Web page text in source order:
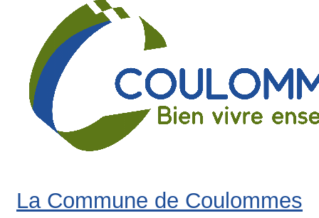
La Commune de Coulommes